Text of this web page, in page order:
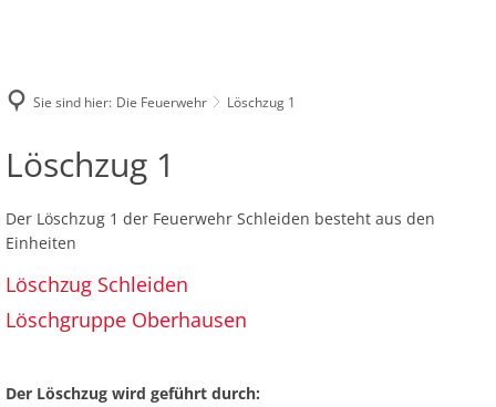
Löschzug 1
Löschzug Schleiden
Löschzug 2
Online-Archiv Florian Schleiden
Sie sind hier: Die Feuerwehr Löschzug 1
Löschzug
1
Löschzug 1
Der Löschzug 1 der Feuerwehr Schleiden besteht aus den
Einheiten
Löschzug Schleiden
Löschgruppe Oberhausen
Der Löschzug wird geführt durch: